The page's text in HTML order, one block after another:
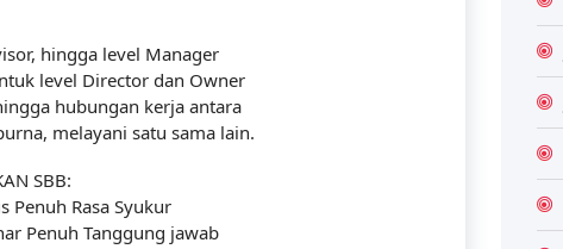
hingga level Manager
level Director dan Owner
hubungan kerja antara
melayani satu sama lain.
SBB:
Penuh Rasa Syukur
Penuh Tanggung jawab